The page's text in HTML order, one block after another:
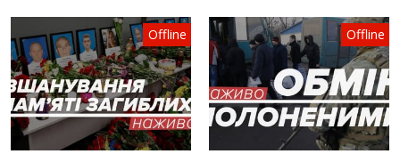
Offline Offline